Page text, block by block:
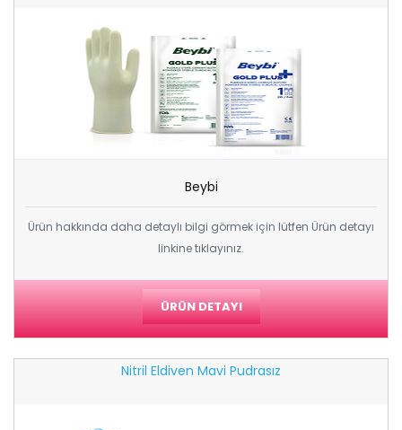
Beybi
Ürün hakkında daha detaylı bilgi görmek için lütfen Ürün detayı
linkine tıklayınız.
ÜRÜN DETAYI
Nitril Eldiven Mavi Pudrasız